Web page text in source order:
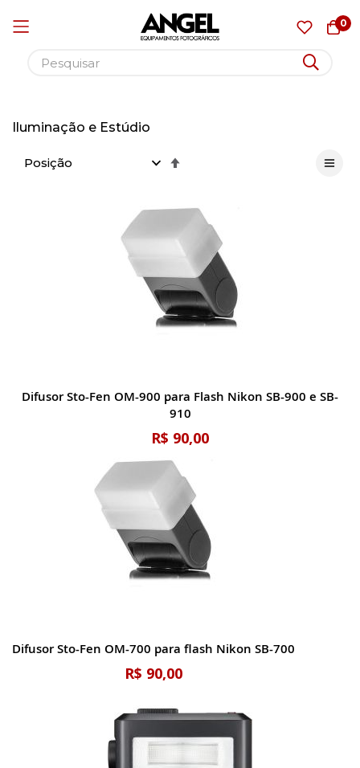
0
para
conteúdo
Iluminação e Estúdio
Difusor Sto-Fen OM-900 para Flash Nikon SB-900 e SB-
910
R$ 90,00
Difusor Sto-Fen OM-700 para flash Nikon SB-700
R$ 90,00